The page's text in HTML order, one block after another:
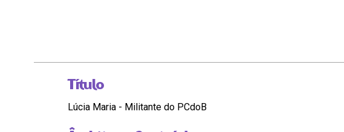
Título
Lúcia Maria - Militante do PCdoB